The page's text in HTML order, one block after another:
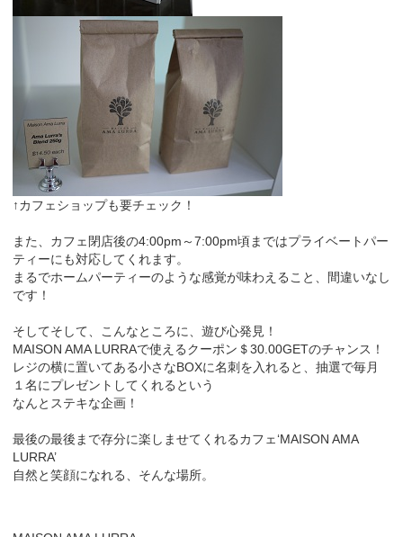
↑カフェショップも要チェック！
また、カフェ閉店後の4:00pm～7:00pm頃まではプライベートパー
ティーにも対応してくれます。
まるでホームパーティーのような感覚が味わえること、間違いなし
です！
そしてそして、こんなところに、遊び心発見！
MAISON AMA LURRAで使えるクーポン＄30.00GETのチャンス！
レジの横に置いてある小さなBOXに名刺を入れると、抽選で毎月
１名にプレゼントしてくれるという
なんとステキな企画！
最後の最後まで存分に楽しませてくれるカフェ‘MAISON AMA
LURRA’
自然と笑顔になれる、そんな場所。